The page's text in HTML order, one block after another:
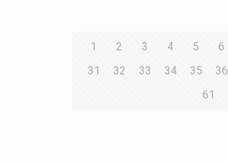
1 2 3 4 5 6
31
32 33 34 35 36
61